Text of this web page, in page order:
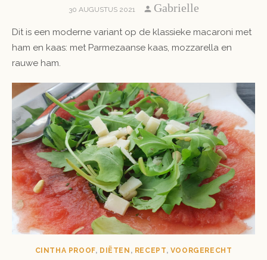
POSTED
30 AUGUSTUS 2021 Author
Gabrielle
Dit is een moderne variant op de klassieke macaroni met
ham en kaas: met Parmezaanse kaas, mozzarella en
rauwe ham.
CINTHA PROOF, DIËTEN , RECEPT, VOORGERECHT